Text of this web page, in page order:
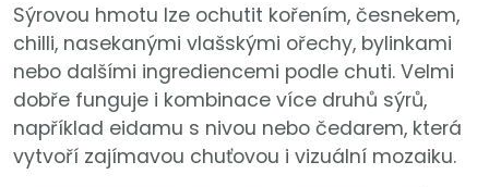
Sýrovou hmotu lze ochutit kořením, česnekem,
chilli, nasekanými vlašskými ořechy, bylinkami
nebo dalšími ingrediencemi podle chuti. Velmi
dobře funguje i kombinace více druhů sýrů,
například eidamu s nivou nebo čedarem, která
vytvoří zajímavou chuťovou i vizuální mozaiku.